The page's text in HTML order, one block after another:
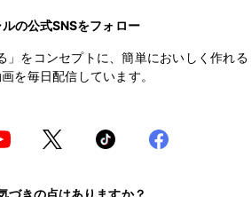
の公式SNSをフォロー
」をコンセプトに、簡単においしく作れる
を毎日配信しています。
づきの点はありますか？